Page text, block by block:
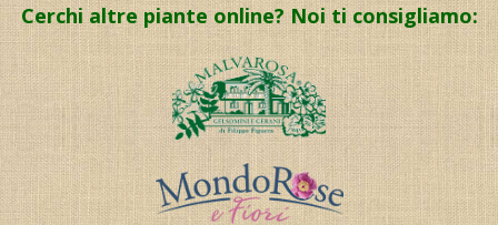
Cerchi altre piante online? Noi ti consigliamo: